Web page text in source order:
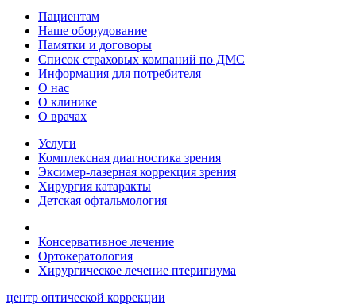
Пациентам
Наше оборудование
Памятки и договоры
Список страховых компаний по ДМС
Информация для потребителя
О нас
О клинике
О врачах
Услуги
Комплексная диагностика зрения
Эксимер-лазерная коррекция зрения
Хирургия катаракты
Детская офтальмология
Консервативное лечение
Ортокератология
Хирургическое лечение птеригиума
центр оптической коррекции